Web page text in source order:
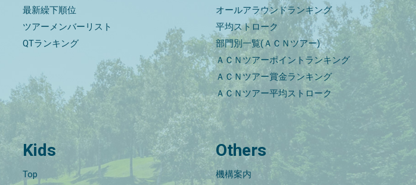
最新繰下順位
ツアーメンバーリスト
QTランキング
オールアラウンドランキング
平均ストローク
部門別一覧(ＡＣＮツアー)
ＡＣＮツアーポイントランキング
ＡＣＮツアー賞金ランキング
ＡＣＮツアー平均ストローク
Kids
Top
Others
機構案内